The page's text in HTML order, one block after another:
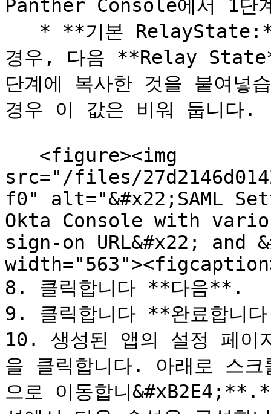
Panther Console에서 1단
경우, 다음 **Relay
단계에 복사한 것을 붙여넣
경우 이 값은 비워 둡니다.
src="/files/
f0" alt="&#x22;SAML
Okta Console with
sign-on URL&#x22; and
8. 클릭합니다 **다음**.
9. 클릭합니다 **완료합니
10. 생성된 앱의 설정 페
을 클릭합니다. 아래로 스
으로 이동합니